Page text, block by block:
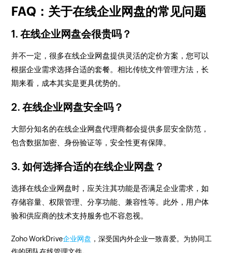
FAQ：关于在线企业网盘的常见问题
1. 在线企业网盘会很贵吗？
并不一定，很多在线企业网盘提供灵活的定价方案，您可以
根据企业需求选择合适的套餐。相比传统文件管理方法，长
期来看，成本其实是更具优势的。
2. 在线企业网盘安全吗？
大部分知名的在线企业网盘代理商都会提供多层安全防范，
包含数据加密、身份验证等，安全性更有保障。
3. 如何选择合适的在线企业网盘？
选择在线企业网盘时，应关注其功能是否满足企业需求，如
存储容量、权限管理、分享功能、兼容性等。此外，用户体
验和供应商的技术支持服务也不容忽视。
Zoho WorkDrive企业网盘 ，深受国内外企业一致喜爱。为协同工